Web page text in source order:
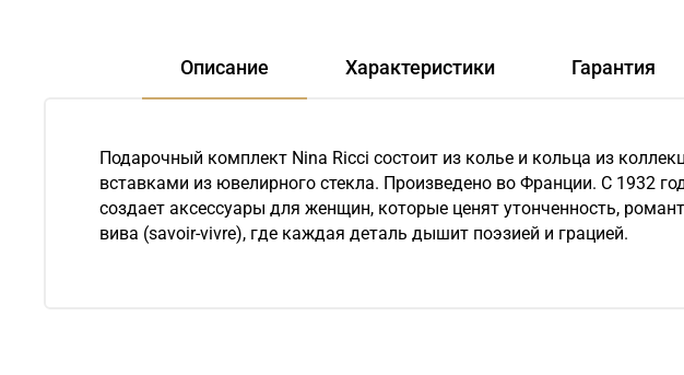
Описание Характеристики Гарантия
Подарочный комплект Nina Ricci состоит из колье и кольца из
вставками из ювелирного стекла. Произведено во Франции. С 1932
создает аксессуары для женщин, которые ценят утонченность,
вива (savoir-vivre), где каждая деталь дышит поэзией и грацией.